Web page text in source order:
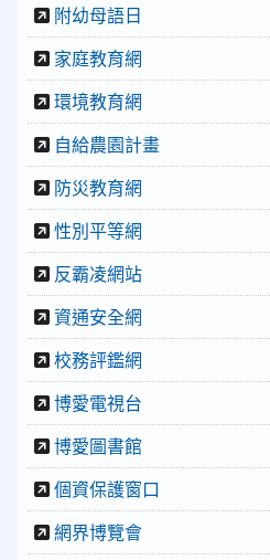
附幼母語日
家庭教育網
環境教育網
自給農園計畫
防災教育網
性別平等網
反霸凌網站
資通安全網
校務評鑑網
博愛電視台
博愛圖書館
個資保護窗口
網界博覽會